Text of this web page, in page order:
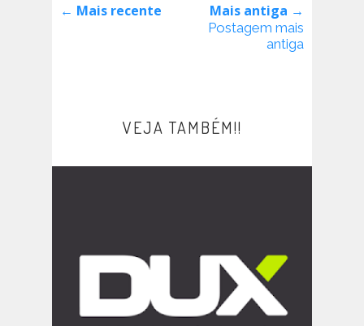
← Mais recente Mais antiga →
Postagem mais
antiga
VEJA TAMBÉM!!